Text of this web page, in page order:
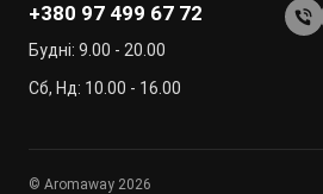
+380 97 499 67 72
Будні: 9.00 - 20.00
Сб, Нд: 10.00 - 16.00
© Aromaway 2026